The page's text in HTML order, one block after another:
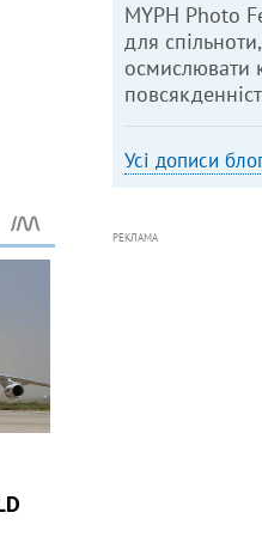
MYPH Photo
для
осмислювати
Усі дописи
РЕКЛАМА